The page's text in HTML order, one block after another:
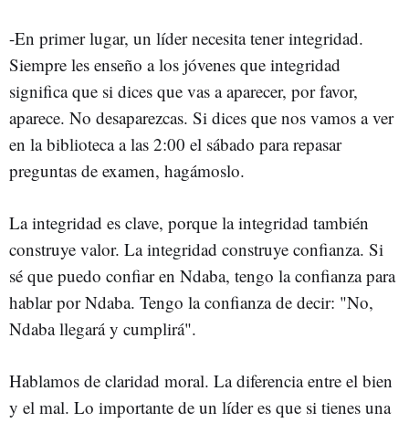
-En primer lugar, un líder necesita tener integridad.
Siempre les enseño a los jóvenes que integridad
significa que si dices que vas a aparecer, por favor,
aparece. No desaparezcas. Si dices que nos vamos a ver
en la biblioteca a las 2:00 el sábado para repasar
preguntas de examen, hagámoslo.
La integridad es clave, porque la integridad también
construye valor. La integridad construye confianza. Si
sé que puedo confiar en Ndaba, tengo la confianza para
hablar por Ndaba. Tengo la confianza de decir: "No,
Ndaba llegará y cumplirá".
Hablamos de claridad moral. La diferencia entre el bien
y el mal. Lo importante de un líder es que si tienes una